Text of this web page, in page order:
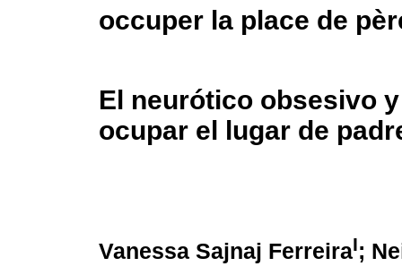
occuper la place de
El neurótico obsesivo
ocupar el lugar de
Vanessa Sajnaj FerreiraI;